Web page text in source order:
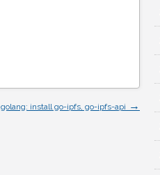
golang: install go-ipfs, go-ipfs-api →